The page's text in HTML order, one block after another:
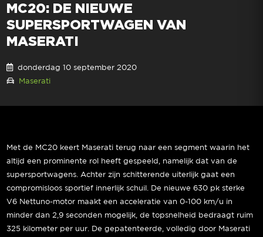
MC20: DE NIEUWE
SUPERSPORTWAGEN VAN
MASERATI
donderdag 10 september 2020
Maserati
Met de MC20 keert Maserati terug naar een segment waarin het
altijd een prominente rol heeft gespeeld, namelijk dat van de
supersportwagens. Achter zijn schitterende uiterlijk gaat een
compromisloos sportief innerlijk schuil. De nieuwe 630 pk sterke
V6 Nettuno-motor maakt een acceleratie van 0-100 km/u in
minder dan 2,9 seconden mogelijk, de topsnelheid bedraagt ruim
325 kilometer per uur. De gepatenteerde, volledig door Maserati